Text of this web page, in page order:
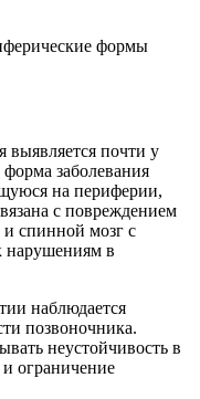
формы
выявляется почти у
заболевания
на периферии,
с повреждением
спинной мозг с
нарушениям в
наблюдается
позвоночника.
неустойчивость в
ограничение